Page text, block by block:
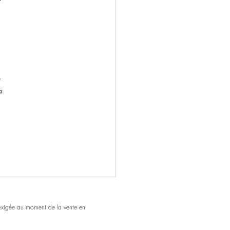
au moment de la vente en